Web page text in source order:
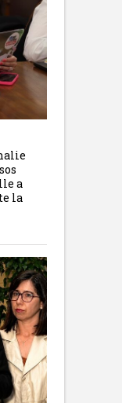
a
la